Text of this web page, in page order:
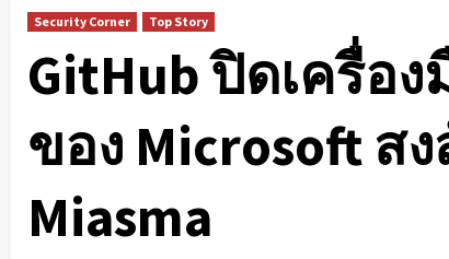
Security Corner Top Story
GitHub ปิดเครื่อ
ของ Microsoft ส
Miasma